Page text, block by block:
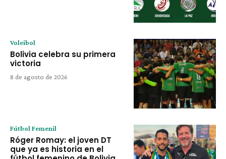
Voleibol
Bolivia celebra su primera
victoria
8 de agosto de 2026
Fútbol Femenil
Róger Romay: el joven DT
que ya es historia en el